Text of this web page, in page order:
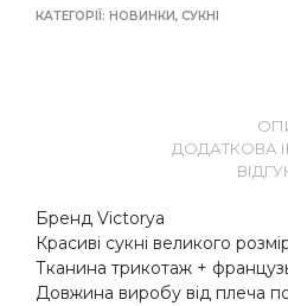
КАТЕГОРІЇ: НОВИНКИ, СУКНІ
ДОДАТКОВА
Бренд Victorya
Красиві сукні великого
Тканина трикотаж +
Довжина виробу від плеча